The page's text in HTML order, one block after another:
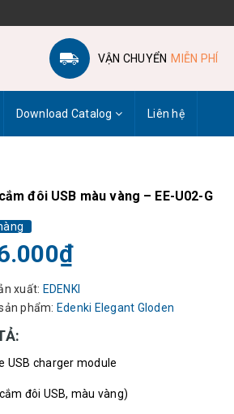
VẬN CHUYỂN MIỄN PHÍ
Download Catalog Liên hệ
đôi USB màu vàng – EE-U02-G
xuất: EDENKI
phẩm: Edenki Elegant Gloden
USB charger module
đôi USB, màu vàng)